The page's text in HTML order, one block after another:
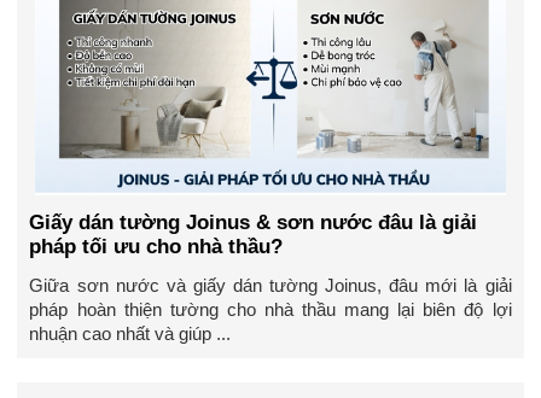
Giấy dán tường Joinus & sơn nước đâu là giải
pháp tối ưu cho nhà thầu?
Giữa sơn nước và giấy dán tường Joinus, đâu mới là giải
pháp hoàn thiện tường cho nhà thầu mang lại biên độ lợi
nhuận cao nhất và giúp ...